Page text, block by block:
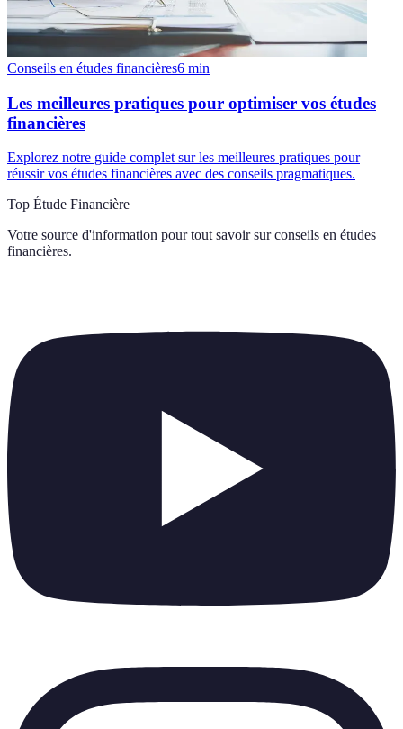
Conseils en études financières6 min
Les meilleures pratiques pour optimiser vos études
financières
Explorez notre guide complet sur les meilleures pratiques pour
réussir vos études financières avec des conseils pragmatiques.
Top Étude Financière
Votre source d'information pour tout savoir sur conseils en études
financières.